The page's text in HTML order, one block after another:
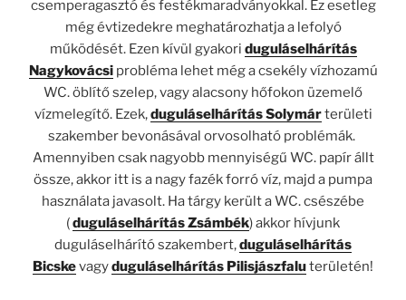
csemperagasztó és festékmaradványokkal. Ez esetleg
még évtizedekre meghatározhatja a lefolyó
működését. Ezen kívül gyakori duguláselhárítás
Nagykovácsiprobléma lehet még a csekély vízhozamú
WC. öblítő szelep, vagy alacsony hőfokon üzemelő
vízmelegítő. Ezek,duguláselhárítás Solymárterületi
szakember bevonásával orvosolható problémák.
Amennyiben csak nagyobb mennyiségű WC. papír állt
össze, akkor itt is a nagy fazék forró víz, majd a pumpa
használata javasolt. Ha tárgy került a WC. csészébe
(duguláselhárítás Zsámbék) akkor hívjunk
duguláselhárító szakembert,duguláselhárítás
Bicskevagyduguláselhárítás Pilisjászfaluterületén!